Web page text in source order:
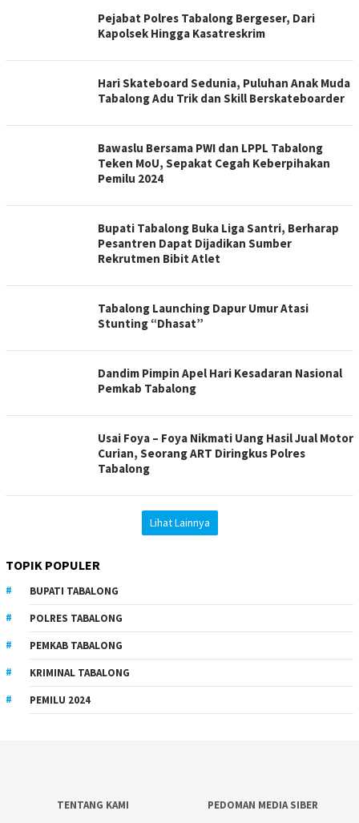
Pejabat Polres Tabalong Bergeser, Dari
Kapolsek Hingga Kasatreskrim
Hari Skateboard Sedunia, Puluhan Anak Muda
Tabalong Adu Trik dan Skill Berskateboarder
Bawaslu Bersama PWI dan LPPL Tabalong
Teken MoU, Sepakat Cegah Keberpihakan
Pemilu 2024
Bupati Tabalong Buka Liga Santri, Berharap
Pesantren Dapat Dijadikan Sumber
Rekrutmen Bibit Atlet
Tabalong Launching Dapur Umur Atasi
Stunting “Dhasat”
Dandim Pimpin Apel Hari Kesadaran Nasional
Pemkab Tabalong
Usai Foya – Foya Nikmati Uang Hasil Jual Motor
Curian, Seorang ART Diringkus Polres
Tabalong
Lihat Lainnya
TOPIK POPULER
BUPATI TABALONG
POLRES TABALONG
PEMKAB TABALONG
KRIMINAL TABALONG
PEMILU 2024
TENTANG KAMI
PEDOMAN MEDIA SIBER